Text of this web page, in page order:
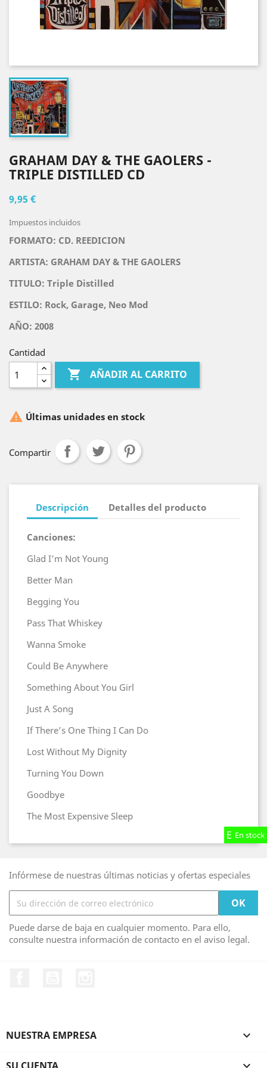
GRAHAM DAY & THE GAOLERS -
TRIPLE DISTILLED CD
9,95 €
En stock
Impuestos incluidos
En stock
En stock
FORMATO: CD. REEDICION
ARTISTA: GRAHAM DAY & THE GAOLERS
TITULO: Triple Distilled
ESTILO: Rock, Garage, Neo Mod
AÑO: 2008
Cantidad
 AÑADIR AL CARRITO
 Últimas unidades en stock
Compartir
Descripción Detalles del producto
Canciones:
Glad I’m Not Young
Better Man
Begging You
Pass That Whiskey
Wanna Smoke
Could Be Anywhere
Something About You Girl
Just A Song
If There’s One Thing I Can Do
Lost Without My Dignity
Turning You Down
Goodbye
The Most Expensive Sleep
Infórmese de nuestras últimas noticias y ofertas especiales
Puede darse de baja en cualquier momento. Para ello,
consulte nuestra información de contacto en el aviso legal.
NUESTRA EMPRESA 